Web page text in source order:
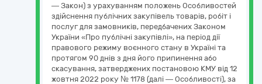
— Закон) з урахуванням положень Особливостей
здійснення публічних закупівель товарів, робіт і
послуг для замовників, передбачених Законом
України «Про публічні закупівлі», на період дії
правового режиму воєнного стану в Україні та
протягом 90 днів з дня його припинення або
скасування, затверджених постановою КМУ від 12
жовтня 2022 року № 1178 (далі — Особливості), за